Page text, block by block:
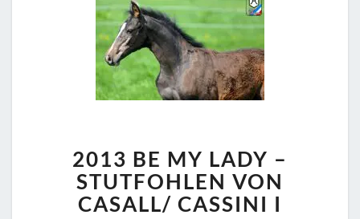
BE
MY
LADY
–
2013 BE MY LADY –
STUTFOHLEN VON
CASALL/ CASSINI I